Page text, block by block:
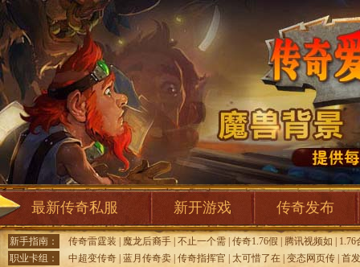
最新传奇私服 新开游戏 传奇发布
新手指南： 传奇雷霆装 魔龙后裔手 不止一个需 传奇1.76假 腾讯视频如
1.76
职业卡组：
中超变传奇 蓝月传奇卖 传奇指挥官 太可惜了在 变态网页传 首